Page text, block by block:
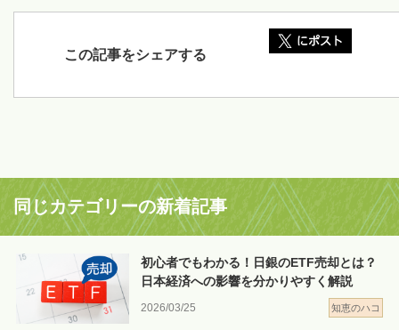
この記事をシェアする
同じカテゴリーの新着記事
2026/03/25 知恵のハコ
初心者でもわかる！日銀のETF売却とは？
日本経済への影響を分かりやすく解説